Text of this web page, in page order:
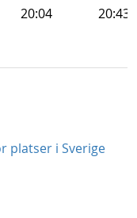
20:04 20:43
platser i Sverige